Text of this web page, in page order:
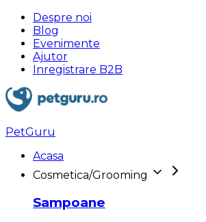
Despre noi
Blog
Evenimente
Ajutor
Inregistrare B2B
PetGuru
Acasa
Cosmetica/Grooming
Sampoane